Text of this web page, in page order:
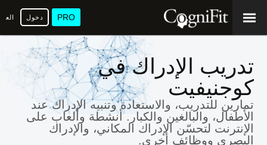
PRO دخول
تدريب الإدراك في
كوجنيفيت
تمارين للتدريب، والاستعادة وتنبيه الإدراك عند
الأطفال، والبالغين والكبار. أنشطة وألعاب على
الإنترنت لتحسّن الإدراك المكاني، والإدراك
البصري ووظائف أخرى.